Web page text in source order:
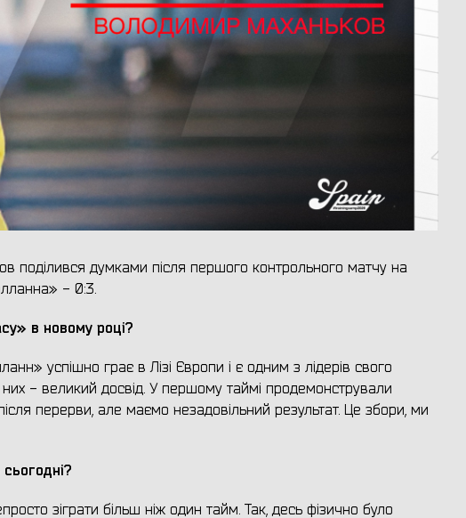
поділився думками після першого контрольного матчу на
- 0:3.
в новому році?
успішно грає в Лізі Європи і є одним з лідерів свого
- великий досвід. У першому таймі продемонстрували
перерви, але маємо незадовільний результат. Це збори, ми
зіграти більш ніж один тайм. Так, десь фізично було